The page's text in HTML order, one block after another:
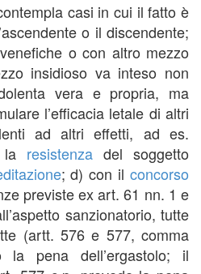
casi in cui il fatto è
o il discendente;
o con altro mezzo
insidioso va inteso non
vera e propria, ma
l’efficacia letale di altri
ad altri effetti, ad es.
resistenzadel soggetto
; d) con ilconcorso
previste ex art. 61 nn. 1 e
sanzionatorio, tutte
(artt. 576 e 577, comma
la pena dell’ergastolo; il